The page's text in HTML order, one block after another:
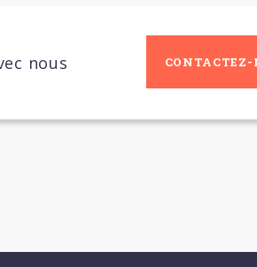
nous CONTACTEZ-